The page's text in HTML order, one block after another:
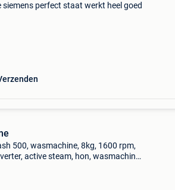
siemens perfect staat werkt heel goed
500, wasmachine, 8kg, 1600 rpm,
active steam, hon, wasmachine